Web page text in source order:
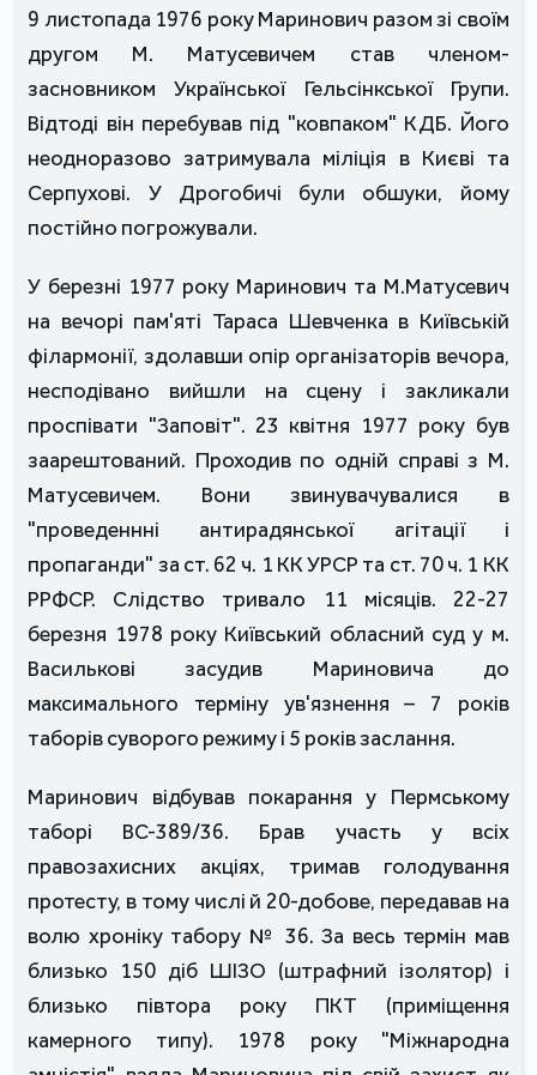
9 листопада 1976 року Маринович разом зі своїм
другом М. Матусевичем став членом-
засновником Української Гельсінкської Групи.
Відтоді він перебував під "ковпаком" КДБ. Його
неодноразово затримувала міліція в Києві та
Серпухові. У Дрогобичі були обшуки, йому
постійно погрожували.
У березні 1977 року Маринович та М.Матусевич
на вечорі пам'яті Тараса Шевченка в Київській
філармонії, здолавши опір організаторів вечора,
несподівано вийшли на сцену і закликали
проспівати "Заповіт". 23 квітня 1977 року був
заарештований. Проходив по одній справі з М.
Матусевичем. Вони звинувачувалися в
"проведеннні антирадянської агітації і
пропаганди" за ст. 62 ч. 1 КК УРСР та ст. 70 ч. 1 КК
РРФСР. Слідство тривало 11 місяців. 22-27
березня 1978 року Київський обласний суд у м.
Василькові засудив Мариновича до
максимального терміну ув'язнення – 7 років
таборів суворого режиму і 5 років заслання.
Маринович відбував покарання у Пермському
таборі ВС-389/36. Брав участь у всіх
правозахисних акціях, тримав голодування
протесту, в тому числі й 20-добове, передавав на
волю хроніку табору № 36. За весь термін мав
близько 150 діб ШІЗО (штрафний ізолятор) і
близько півтора року ПКТ (приміщення
камерного типу). 1978 року "Міжнародна